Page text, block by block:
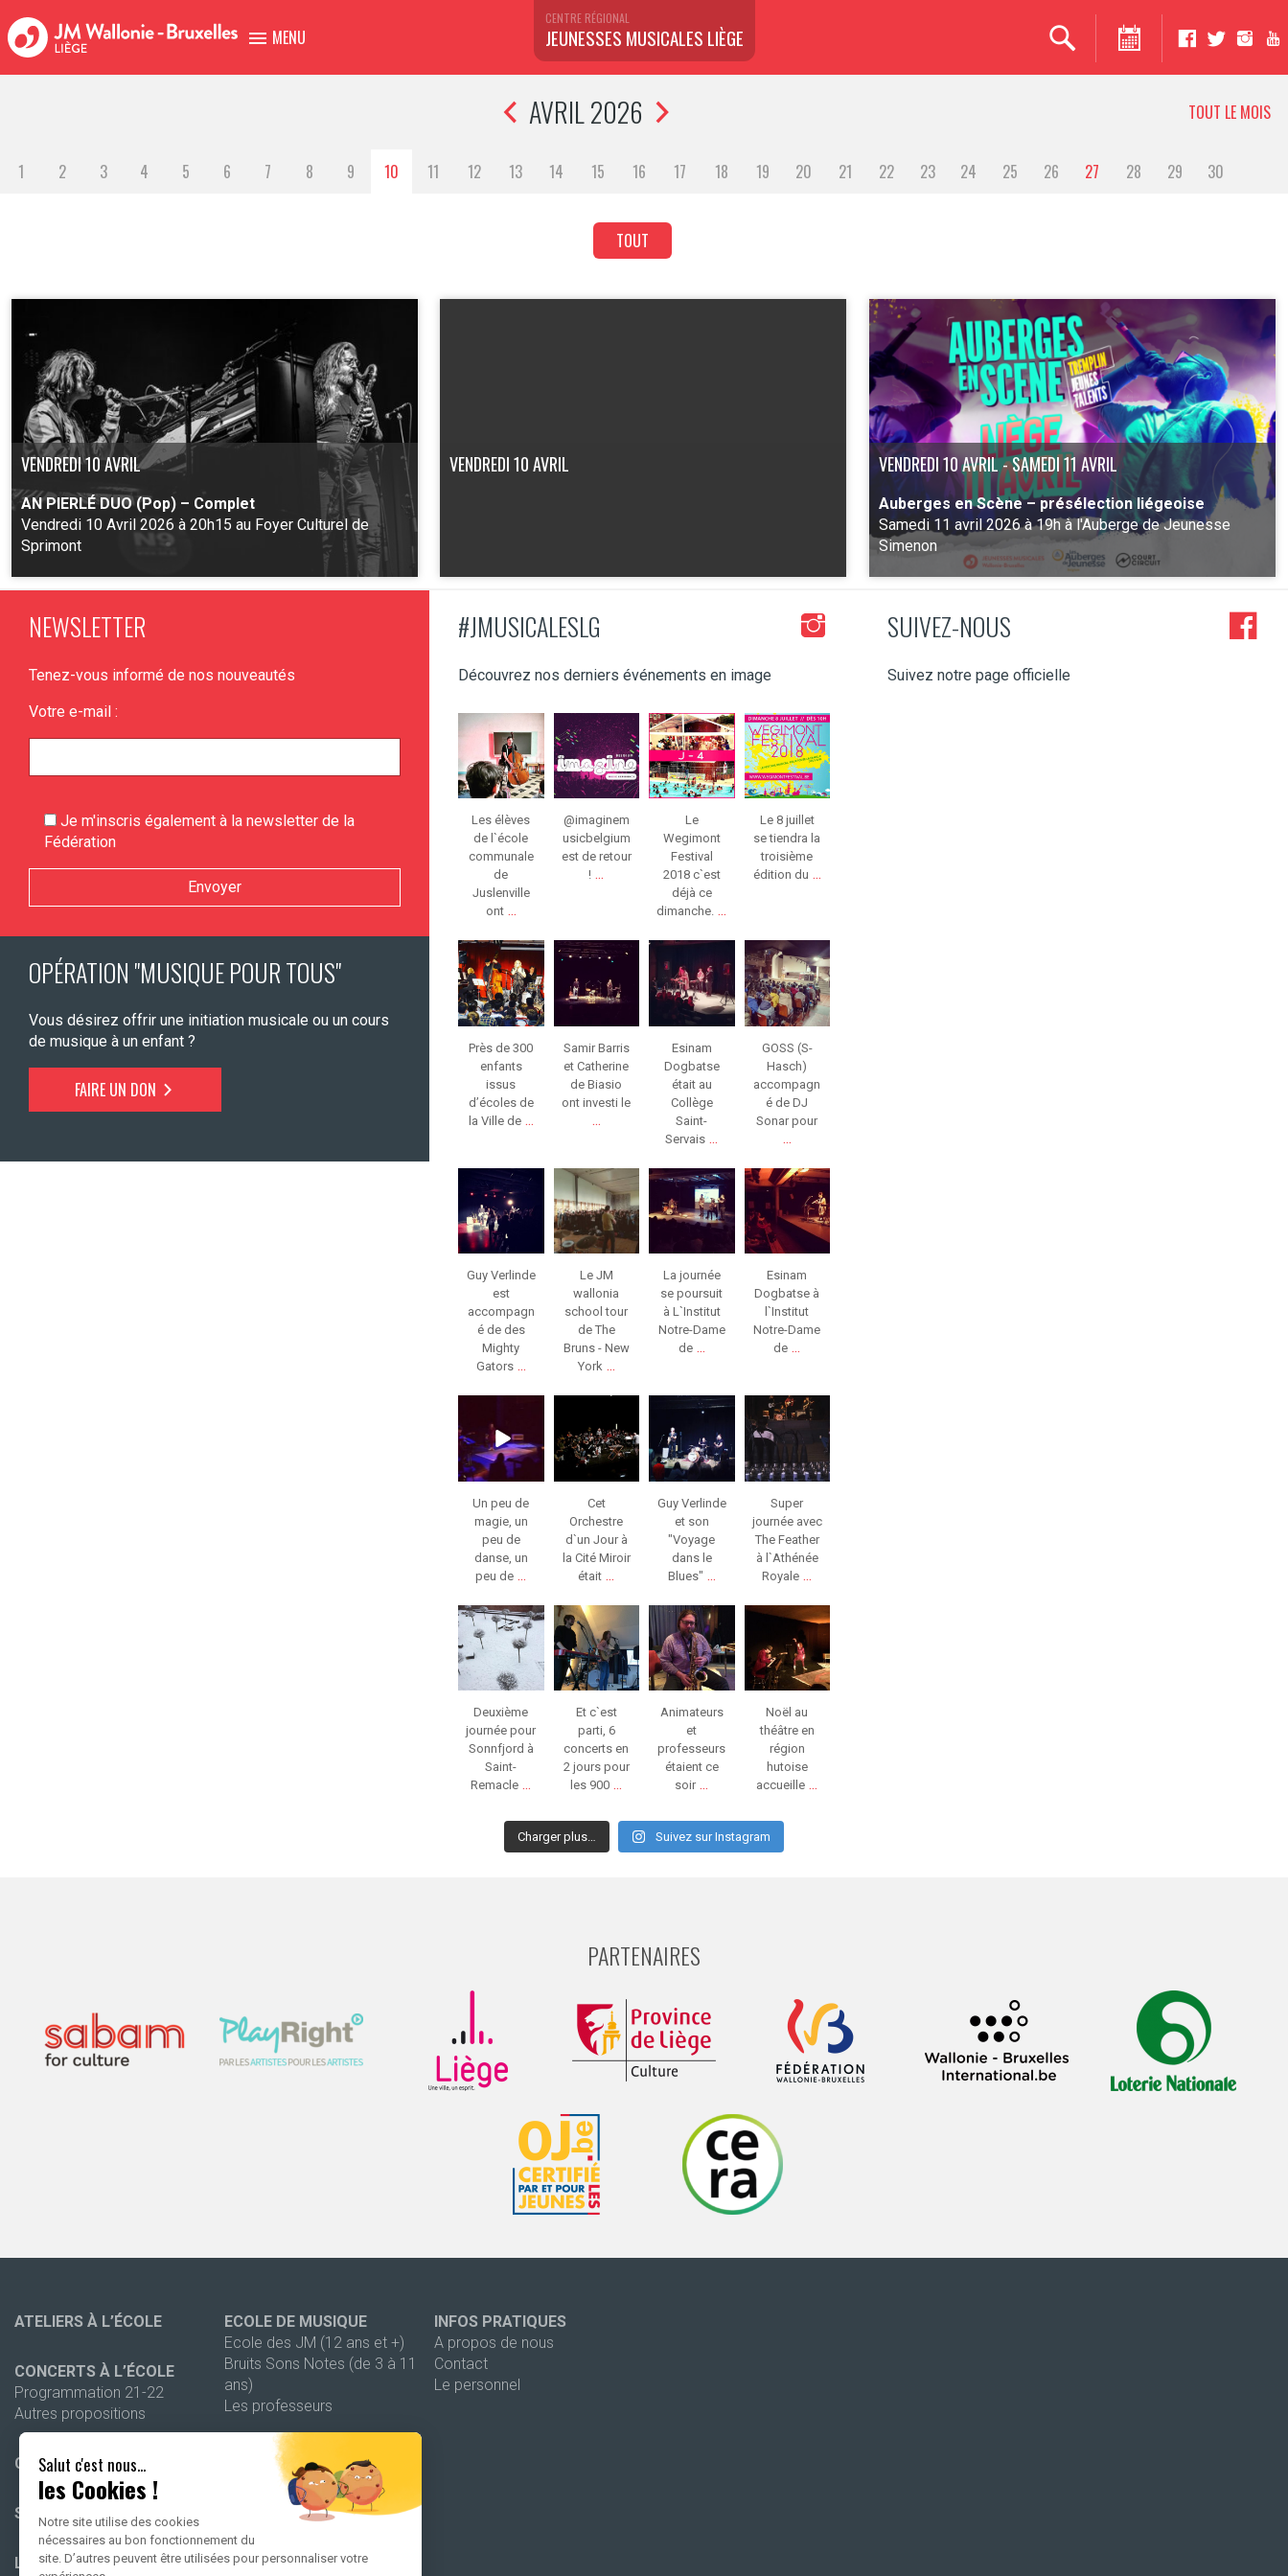
Salut c'est nous...
les Cookies !
Notre site utilise des cookies
nécessaires au bon fonctionnement du
site. D’autres peuvent être utilisées pour personnaliser votre
MENU
CENTRE RÉGIONAL
JEUNESSES MUSICALES LIÈGE
TOUT LE MOIS
AVRIL 2026
1 2 3 4 5 6 7 8 9 10 11 12 13 14 15 16 17 18 19 20 21 22 23 24 25 26 27 28 29 30
TOUT
VENDREDI 10 AVRIL
AN PIERLÉ DUO (Pop) – Complet
Vendredi 10 Avril 2026 à 20h15 au Foyer Culturel de
Sprimont
VENDREDI 10 AVRIL VENDREDI 10 AVRIL - SAMEDI 11 AVRIL
Auberges en Scène – présélection liégeoise
Samedi 11 avril 2026 à 19h à l'Auberge de Jeunesse
Simenon
NEWSLETTER
Tenez-vous informé de nos nouveautés
Votre e-mail :
Je m'inscris également à la newsletter de la
Fédération
OPÉRATION "MUSIQUE POUR TOUS"
Vous désirez offrir une initiation musicale ou un cours
de musique à un enfant ?
FAIRE UN DON
#JMUSICALESLG
Découvrez nos derniers événements en image
jeunessesmusical
eslg
Mar 8
Les élèves
de l`école
communale
de
Juslenville
ont ...
jeunessesmusical
eslg
Mar 3
@imaginem
usicbelgium
est de retour
! ...
jeunessesmusical
eslg
Juil 4
Le
Wegimont
Festival
2018 c`est
déjà ce
dimanche. ...
jeunessesmusical
eslg
Juin 13
Le 8 juillet
se tiendra la
troisième
édition du ...
jeunessesmusical
eslg
Mar 9
Près de 300
enfants
issus
d’écoles de
la Ville de ...
jeunessesmusical
Fév 26
Samir Barris
et Catherine
de Biasio
ont investi le
...
eslg
Fév 21
Esinam
Dogbatse
était au
Collège
Saint-
Servais ...
jeunessesmusical
eslg
Fév 8
GOSS (S-
Hasch)
accompagn
é de DJ
Sonar pour
...
jeunessesmusical
eslg
Jan 31
Guy Verlinde
est
accompagn
é de des
Mighty
Gators ...
jeunessesmusical
eslg
Jan 26
Le JM
wallonia
school tour
de The
Bruns - New
York ...
jeunessesmusical
eslg
Jan 25
La journée
se poursuit
à L`Institut
Notre-Dame
de ...
jeunessesmusical
eslg
Jan 25
Esinam
Dogbatse à
l`Institut
Notre-Dame
de ...
eslg
Nov 7
Un peu de
magie, un
peu de
danse, un
peu de ...
Fév 5
Cet
Orchestre
d`un Jour à
la Cité Miroir
était ...
jeunessesmusical
Fév 1
Guy Verlinde
et son
"Voyage
dans le
Blues" ...
jeunessesmusical
eslg
Jan 27
Super
journée avec
The Feather
à l`Athénée
Royale ...
jeunessesmusical
eslg
Jan 13
Deuxième
journée pour
Sonnfjord à
Saint-
Remacle ...
jeunessesmusical
eslg
Jan 12
Et c`est
parti, 6
concerts en
2 jours pour
les 900 ...
jeunessesmusical
eslg
Jan 6
Animateurs
et
professeurs
étaient ce
soir ...
jeunessesmusical
Jan 6
Noël au
théâtre en
région
hutoise
accueille ...
Charger plus… Suivez sur Instagram
SUIVEZ-NOUS
Suivez notre page officielle
PARTENAIRES
ATELIERS À L’ÉCOLE
CONCERTS À L’ÉCOLE
Programmation 21-22
Autres propositions
CONCERTS PUBLICS
STAGES
LES NUITS DE SEPTEMBRE
ECOLE DE MUSIQUE
Ecole des JM (12 ans et +)
Bruits Sons Notes (de 3 à 11
ans)
Les professeurs
OUTILS PÉDAGOGIQUES
Dossiers pédagogiques
Autres outils
INFOS PRATIQUES
A propos de nous
Contact
Le personnel